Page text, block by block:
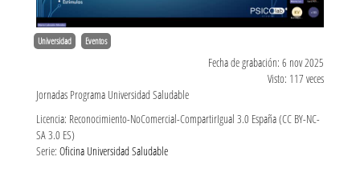
Universidad Eventos
Fecha de grabación: 6 nov 2025
Visto: 117 veces
Jornadas Programa Universidad Saludable
Licencia: Reconocimiento-NoComercial-CompartirIgual 3.0 España (CC BY-NC-
SA 3.0 ES)
Serie: Oficina Universidad Saludable